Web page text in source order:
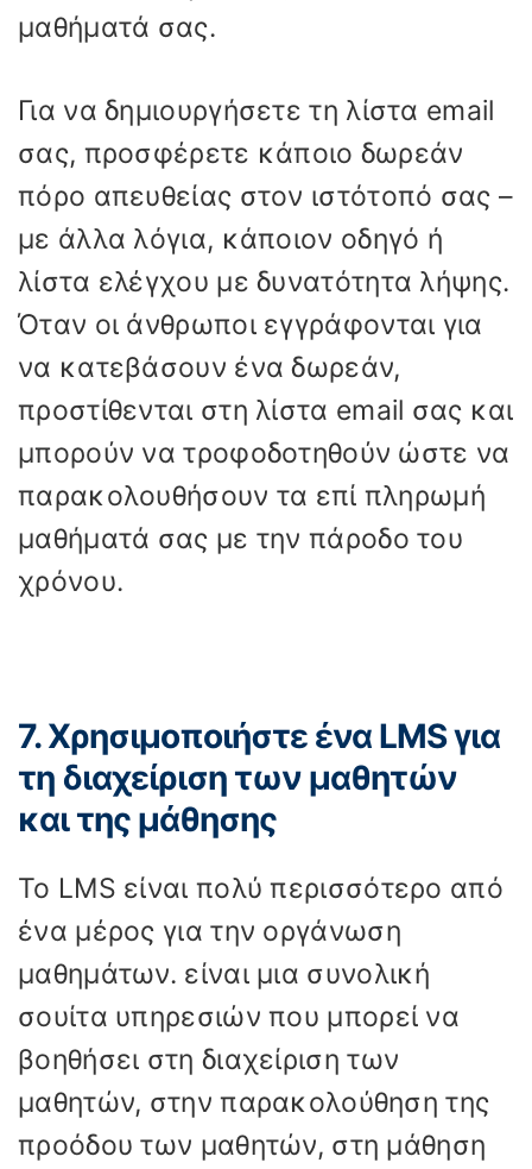
μαθήματά σας.
Για να δημιουργήσετε τη λίστα email
σας, προσφέρετε κάποιο δωρεάν
πόρο απευθείας στον ιστότοπό σας –
με άλλα λόγια, κάποιον οδηγό ή
λίστα ελέγχου με δυνατότητα λήψης.
Όταν οι άνθρωποι εγγράφονται για
να κατεβάσουν ένα δωρεάν,
προστίθενται στη λίστα email σας και
μπορούν να τροφοδοτηθούν ώστε να
παρακολουθήσουν τα επί πληρωμή
μαθήματά σας με την πάροδο του
χρόνου.
7. Χρησιμοποιήστε ένα LMS για
τη διαχείριση των μαθητών
και της μάθησης
Το LMS είναι πολύ περισσότερο από
ένα μέρος για την οργάνωση
μαθημάτων. είναι μια συνολική
σουίτα υπηρεσιών που μπορεί να
βοηθήσει στη διαχείριση των
μαθητών, στην παρακολούθηση της
προόδου των μαθητών, στη μάθηση